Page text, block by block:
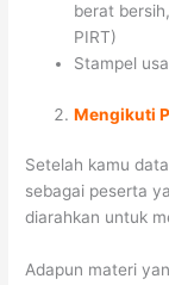
berat
PIRT)
Stampel
Mengikuti
Setelah kamu
sebagai peserta
diarahkan untuk
Adapun materi